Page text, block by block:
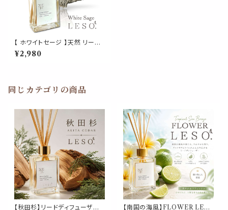
【 ホワイトセージ 】天然 リード
ディフューザー 50ml 浄化 フレ
グランス ルーム 風運 運気 虫
¥2,980
同じカテゴリの商品
【秋田杉】リードディフューザー
【南国の海風】FLOWER LES